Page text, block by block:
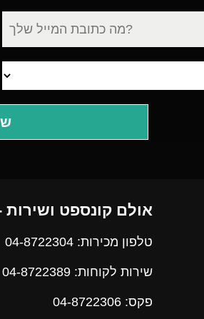
אולם קונספט ושירות
טלפון מכירות: 04-8722304
שירות לקוחות: 04-8722389
פקס:04-8722306